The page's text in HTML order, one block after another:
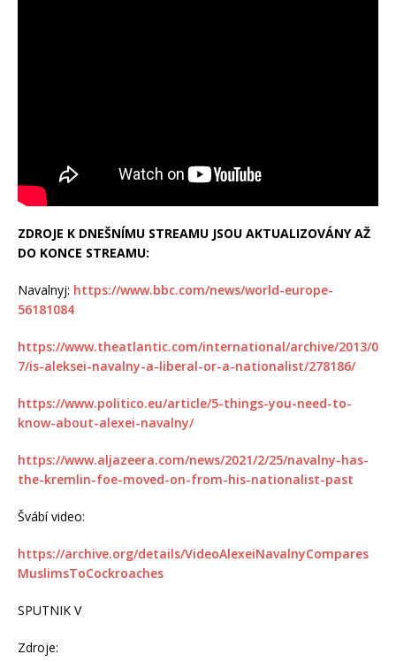
ZDROJE K DNEŠNÍMU STREAMU JSOU AKTUALIZOVÁNY AŽ
DO KONCE STREAMU:
Navalnyj: https://www.bbc.com/news/world-europe-
56181084
https://www.theatlantic.com/international/archive/2013/0
7/is-aleksei-navalny-a-liberal-or-a-nationalist/278186/
https://www.politico.eu/article/5-things-you-need-to-
know-about-alexei-navalny/
https://www.aljazeera.com/news/2021/2/25/navalny-has-
the-kremlin-foe-moved-on-from-his-nationalist-past
Švábí video:
https://archive.org/details/VideoAlexeiNavalnyCompares
MuslimsToCockroaches
SPUTNIK V
Zdroje: